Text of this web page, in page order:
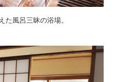
風呂三昧の浴場。